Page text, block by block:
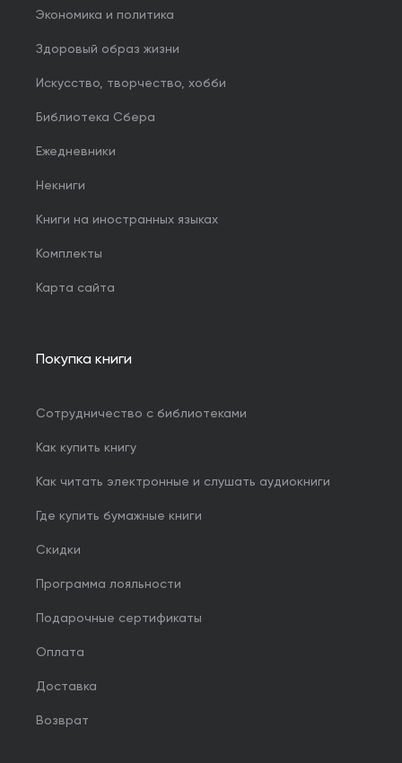
Экономика и политика
Здоровый образ жизни
Искусство, творчество, хобби
Библиотека Сбера
Ежедневники
Некниги
Книги на иностранных языках
Комплекты
Карта сайта
Покупка книги
Сотрудничество с библиотеками
Как купить книгу
Как читать электронные и слушать аудиокниги
Где купить бумажные книги
Скидки
Программа лояльности
Подарочные сертификаты
Оплата
Доставка
Возврат